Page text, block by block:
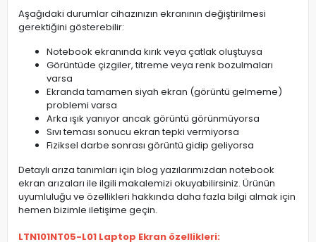
Aşağıdaki durumlar cihazınızın ekranının değiştirilmesi
gerektiğini gösterebilir:
Notebook ekranında kırık veya çatlak oluştuysa
Görüntüde çizgiler, titreme veya renk bozulmaları
varsa
Ekranda tamamen siyah ekran (görüntü gelmeme)
problemi varsa
Arka ışık yanıyor ancak görüntü görünmüyorsa
Sıvı teması sonucu ekran tepki vermiyorsa
Fiziksel darbe sonrası görüntü gidip geliyorsa
Detaylı arıza tanımları için blog yazılarımızdan notebook
ekran arızaları ile ilgili makalemizi okuyabilirsiniz. Ürünün
uyumluluğu ve özellikleri hakkında daha fazla bilgi almak için
hemen bizimle iletişime geçin.
LTN101NT05-L01 Laptop Ekran özellikleri: